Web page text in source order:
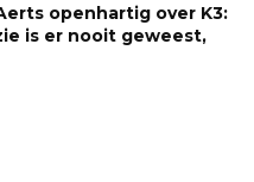
openhartig over K3:
is er nooit geweest,